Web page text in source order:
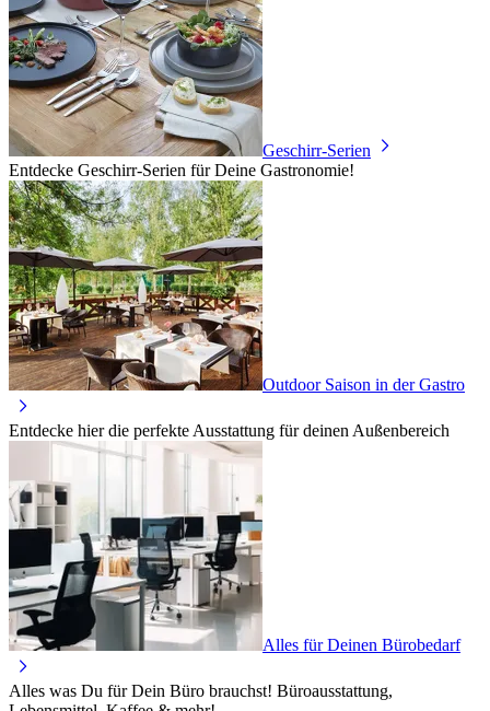
Geschirr-Serien
Entdecke Geschirr-Serien für Deine Gastronomie!
Outdoor Saison in der Gastro
Entdecke hier die perfekte Ausstattung für deinen Außenbereich
Alles für Deinen Bürobedarf
Alles was Du für Dein Büro brauchst! Büroausstattung,